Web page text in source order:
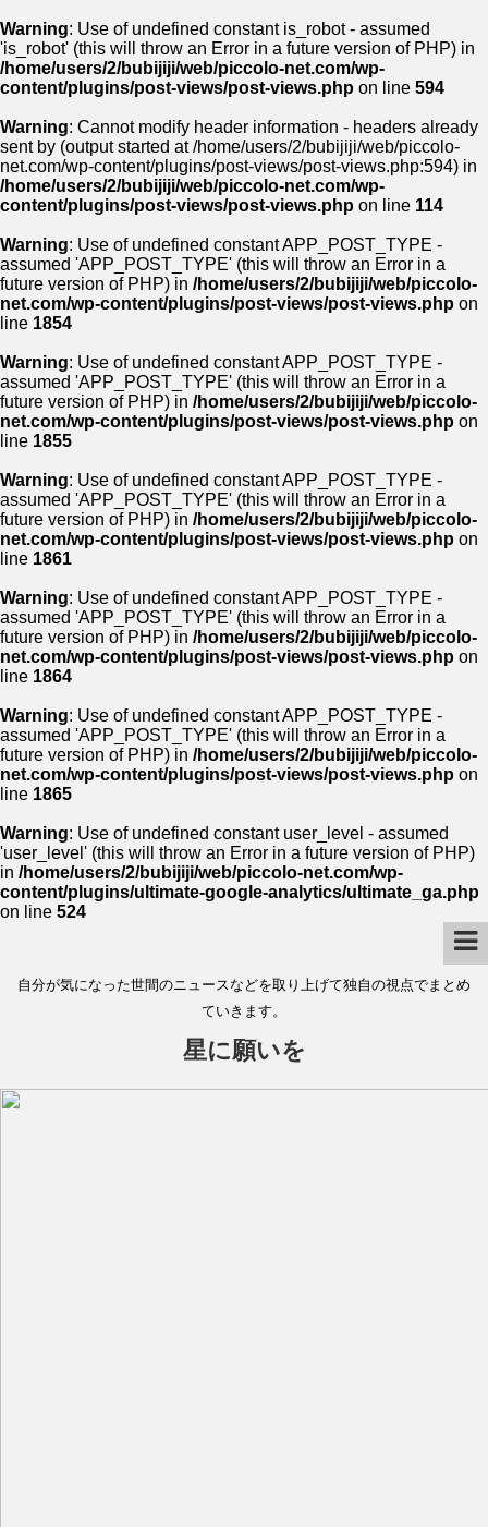
Warning: Use of undefined constant is_robot - assumed
'is_robot' (this will throw an Error in a future version of PHP) in
/home/users/2/bubijiji/web/piccolo-net.com/wp-
content/plugins/post-views/post-views.php on line 594
Warning: Cannot modify header information - headers already
sent by (output started at /home/users/2/bubijiji/web/piccolo-
net.com/wp-content/plugins/post-views/post-views.php:594) in
/home/users/2/bubijiji/web/piccolo-net.com/wp-
content/plugins/post-views/post-views.php on line 114
Warning: Use of undefined constant APP_POST_TYPE -
assumed 'APP_POST_TYPE' (this will throw an Error in a
future version of PHP) in /home/users/2/bubijiji/web/piccolo-
net.com/wp-content/plugins/post-views/post-views.php on
line 1854
Warning: Use of undefined constant APP_POST_TYPE -
assumed 'APP_POST_TYPE' (this will throw an Error in a
future version of PHP) in /home/users/2/bubijiji/web/piccolo-
net.com/wp-content/plugins/post-views/post-views.php on
line 1855
Warning: Use of undefined constant APP_POST_TYPE -
assumed 'APP_POST_TYPE' (this will throw an Error in a
future version of PHP) in /home/users/2/bubijiji/web/piccolo-
net.com/wp-content/plugins/post-views/post-views.php on
line 1861
Warning: Use of undefined constant APP_POST_TYPE -
assumed 'APP_POST_TYPE' (this will throw an Error in a
future version of PHP) in /home/users/2/bubijiji/web/piccolo-
net.com/wp-content/plugins/post-views/post-views.php on
line 1864
Warning: Use of undefined constant APP_POST_TYPE -
assumed 'APP_POST_TYPE' (this will throw an Error in a
future version of PHP) in /home/users/2/bubijiji/web/piccolo-
net.com/wp-content/plugins/post-views/post-views.php on
line 1865
Warning: Use of undefined constant user_level - assumed
'user_level' (this will throw an Error in a future version of PHP)
in /home/users/2/bubijiji/web/piccolo-net.com/wp-
content/plugins/ultimate-google-analytics/ultimate_ga.php
on line 524
自分が気になった世間のニュースなどを取り上げて独自の視点でまとめ
ていきます。
星に願いを